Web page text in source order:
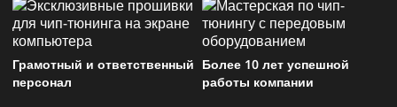
Грамотный и ответственный
персонал
Более 10 лет успешной
работы компании